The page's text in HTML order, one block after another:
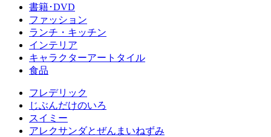
書籍･DVD
ファッション
ランチ・キッチン
インテリア
キャラクターアートタイル
食品
フレデリック
じぶんだけのいろ
スイミー
アレクサンダとぜんまいねずみ